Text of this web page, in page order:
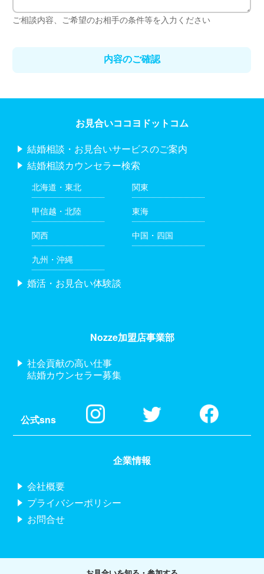
ご相談内容、ご希望のお相手の条件等を入力ください
お見合いココヨドットコム
結婚相談・お見合いサービスのご案内
結婚相談カウンセラー検索
北海道・東北 関東
甲信越・北陸 東海
関西 中国・四国
九州・沖縄
婚活・お見合い体験談
Nozze加盟店事業部
社会貢献の高い仕事
結婚カウンセラー募集
公式sns
企業情報
会社概要
プライバシーポリシー
お問合せ